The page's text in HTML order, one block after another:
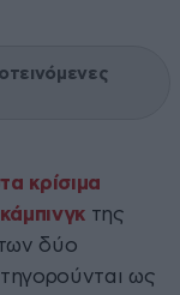
κρίσιμα
κάμπινγκ της
δύο
ως